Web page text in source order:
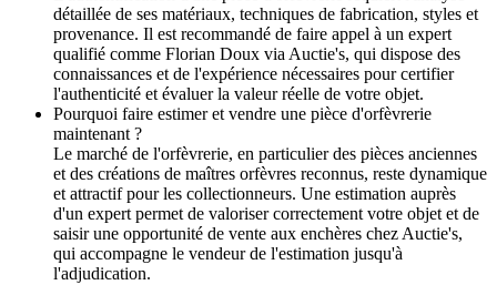
détaillée de ses matériaux, techniques de fabrication, styles et
provenance. Il est recommandé de faire appel à un expert
qualifié comme Florian Doux via Auctie's, qui dispose des
connaissances et de l'expérience nécessaires pour certifier
l'authenticité et évaluer la valeur réelle de votre objet.
Pourquoi faire estimer et vendre une pièce d'orfèvrerie
maintenant ?
Le marché de l'orfèvrerie, en particulier des pièces anciennes
et des créations de maîtres orfèvres reconnus, reste dynamique
et attractif pour les collectionneurs. Une estimation auprès
d'un expert permet de valoriser correctement votre objet et de
saisir une opportunité de vente aux enchères chez Auctie's,
qui accompagne le vendeur de l'estimation jusqu'à
l'adjudication.